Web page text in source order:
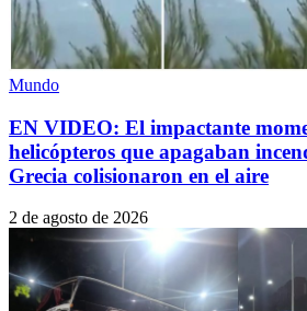
Mundo
EN VIDEO: El impactante
helicópteros que apagaban
Grecia colisionaron en el aire
2 de agosto de 2026